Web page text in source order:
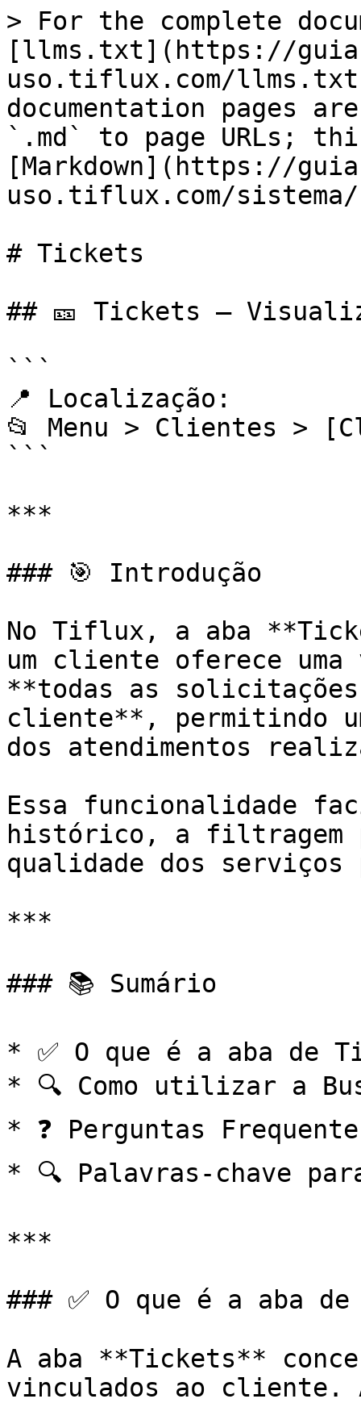
> For the complete
[llms.txt](https://
uso.tiflux.com/
documentation pages
`.md` to page URLs;
[Markdown](https://
uso.tiflux.com/
# Tickets
## 🎫 Tickets –
```
📍 Localização:
📂 Menu > Clientes >
```
***
### 🎯 Introdução
No Tiflux, a aba
um cliente oferece
**todas as
cliente**, permitindo
dos atendimentos
Essa funcionalidade
histórico, a filtragem
qualidade dos serviços
***
### 📚 Sumário
* ✅ O que é a aba de
* 🔍 Como utilizar a
* ❓ Perguntas
* 🔍 Palavras-chave
***
### ✅ O que é a aba
A aba **Tickets**
vinculados ao cliente.